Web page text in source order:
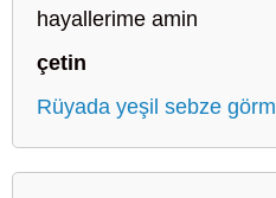
hayallerime amin
çetin
Rüyada yeşil sebze